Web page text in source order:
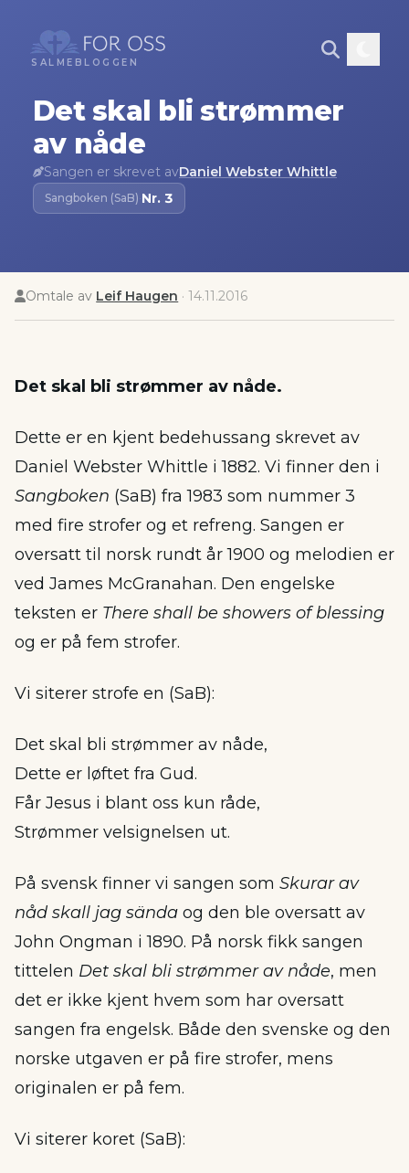
SALMEBLOGGEN
Det skal bli strømmer
av nåde
Sangen er skrevet avDaniel Webster Whittle
Sangboken (SaB)·Nr. 3
Omtale av Leif Haugen ·14.11.2016
Det skal bli strømmer av nåde.
Dette er en kjent bedehussang skrevet av
Daniel Webster Whittle i 1882. Vi finner den i
Sangboken (SaB) fra 1983 som nummer 3
med fire strofer og et refreng. Sangen er
oversatt til norsk rundt år 1900 og melodien er
ved James McGranahan. Den engelske
teksten er There shall be showers of blessing
og er på fem strofer.
Vi siterer strofe en (SaB):
Det skal bli strømmer av nåde,
Dette er løftet fra Gud.
Får Jesus i blant oss kun råde,
Strømmer velsignelsen ut.
På svensk finner vi sangen som Skurar av
nåd skall jag sända og den ble oversatt av
John Ongman i 1890. På norsk fikk sangen
tittelen Det skal bli strømmer av nåde, men
det er ikke kjent hvem som har oversatt
sangen fra engelsk. Både den svenske og den
norske utgaven er på fire strofer, mens
originalen er på fem.
Vi siterer koret (SaB):